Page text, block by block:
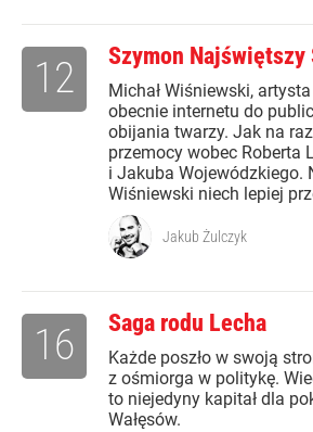
Szymon Najświętszy
Michał Wiśniewski,
obecnie internetu do
obijania twarzy. Jak na
przemocy wobec Roberta
i Jakuba Wojewódzkiego.
Wiśniewski niech lepiej
12
Jakub Żulczyk
Saga rodu Lecha
Każde poszło w swoją
z ośmiorga w politykę.
to niejedyny kapitał dla
Wałęsów.
16